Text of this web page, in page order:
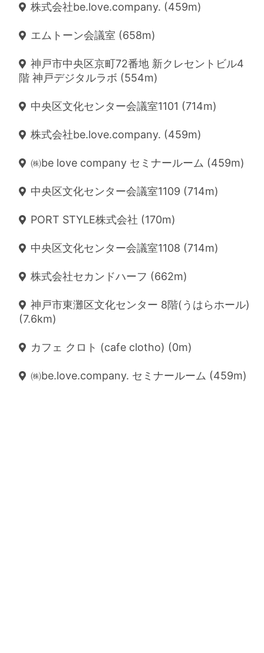
株式会社be.love.company. (459m)
エムトーン会議室 (658m)
神戸市中央区京町72番地 新クレセントビル4
階 神戸デジタルラボ (554m)
中央区文化センター会議室1101 (714m)
株式会社be.love.company. (459m)
㈱be love company セミナールーム (459m)
中央区文化センター会議室1109 (714m)
PORT STYLE株式会社 (170m)
中央区文化センター会議室1108 (714m)
株式会社セカンドハーフ (662m)
神戸市東灘区文化センター 8階(うはらホール)
(7.6km)
カフェ クロト (cafe clotho) (0m)
㈱be.love.company. セミナールーム (459m)